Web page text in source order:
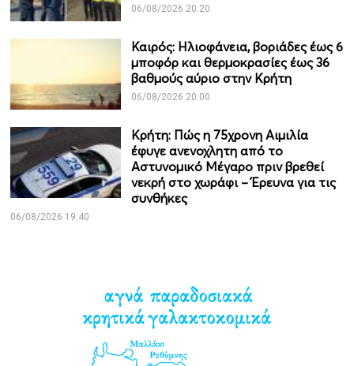
06/08/2026 20:20
Καιρός: Ηλιοφάνεια, βοριάδες έως 6
μποφόρ και θερμοκρασίες έως 36
βαθμούς αύριο στην Κρήτη
06/08/2026 20:00
Κρήτη: Πώς η 75χρονη Αιμιλία
έφυγε ανενοχλητη από το
Αστυνομικό Μέγαρο πριν βρεθεί
νεκρή στο χωράφι – Έρευνα για τις
συνθήκες
06/08/2026 19:40